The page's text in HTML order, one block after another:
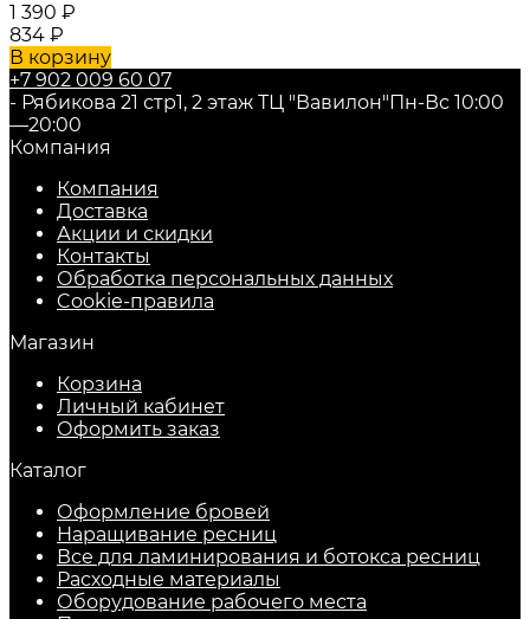
1 390 ₽
834 ₽
В корзину
+7 902 009 60 07
- Рябикова 21 стр1, 2 этаж ТЦ "Вавилон"Пн-Вс 10:00
—20:00
Компания
Компания
Доставка
Акции и скидки
Контакты
Обработка персональных данных
Cookie-правила
Магазин
Корзина
Личный кабинет
Оформить заказ
Каталог
Оформление бровей
Наращивание ресниц
Все для ламинирования и ботокса ресниц
Расходные материалы
Оборудование рабочего места